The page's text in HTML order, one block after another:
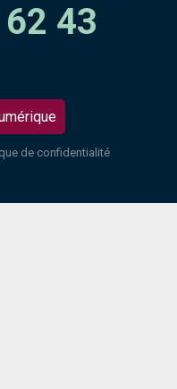
43
de confidentialité